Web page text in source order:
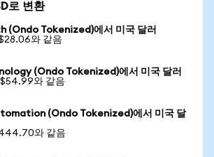
로 변환
(Ondo Tokenized)에서 미국 달러
와 같음
(Ondo Tokenized)에서 미국 달러
와 같음
(Ondo Tokenized)에서 미국 달
와 같음